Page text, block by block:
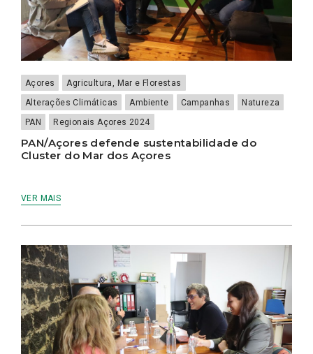
Açores
Agricultura, Mar e Florestas
Alterações Climáticas
Ambiente Campanhas
Natureza
PAN
Regionais Açores 2024
PAN/Açores defende sustentabilidade do
Cluster do Mar dos Açores
VER MAIS